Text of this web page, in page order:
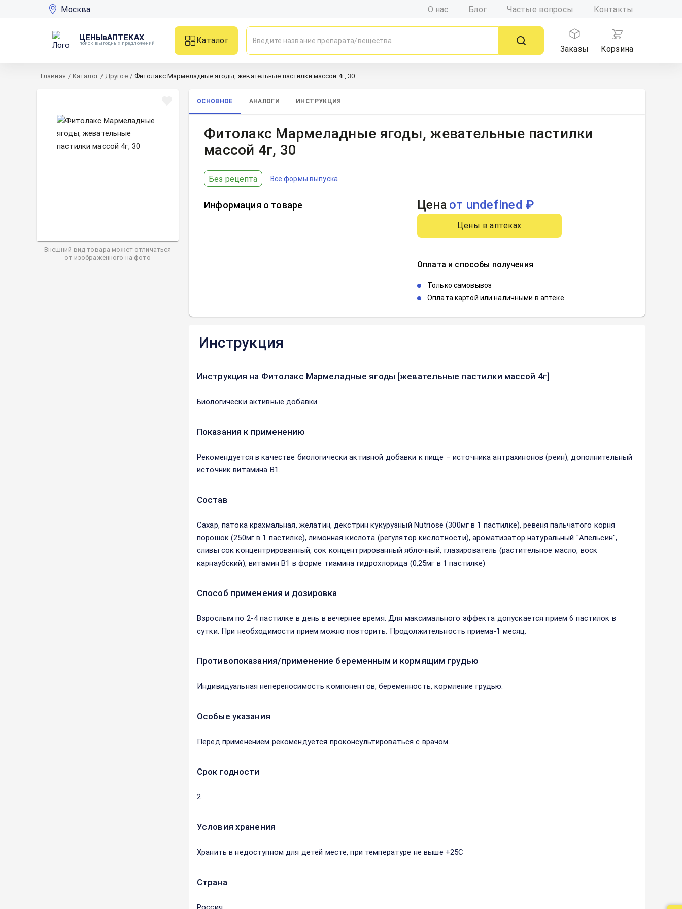
Москва О нас Блог Частые вопросы Контакты
ЦЕНЫвАПТЕКАХ
поиск выгодных предложений
Каталог
Заказы
Корзина
Главная / Каталог / Другое / Фитолакс Мармеладные ягоды, жевательные пастилки массой 4г, 30
Внешний вид товара может отличаться
от изображенного на фото
ОСНОВНОЕ АНАЛОГИ ИНСТРУКЦИЯ
Фитолакс Мармеладные ягоды, жевательные пастилки
массой 4г, 30
Без рецепта Все формы выпуска
Информация о товаре Цена от undefined ₽
Цены в аптеках
Оплата и способы получения
Только самовывоз
Оплата картой или наличными в аптеке
Инструкция
Инструкция на Фитолакс Мармеладные ягоды [жевательные пастилки массой 4г]
Биологически активные добавки
Показания к применению
Рекомендуется в качестве биологически активной добавки к пище – источника антрахинонов (реин), дополнительный
источник витамина B1.
Состав
Сахар, патока крахмальная, желатин, декстрин кукурузный Nutriose (300мг в 1 пастилке), ревеня пальчатого корня
порошок (250мг в 1 пастилке), лимонная кислота (регулятор кислотности), ароматизатор натуральный "Апельсин",
сливы сок концентрированный, сок концентрированный яблочный, глазирователь (растительное масло, воск
карнаубский), витамин В1 в форме тиамина гидрохлорида (0,25мг в 1 пастилке)
Способ применения и дозировка
Взрослым по 2-4 пастилке в день в вечернее время. Для максимального эффекта допускается прием 6 пастилок в
сутки. При необходимости прием можно повторить. Продолжительность приема-1 месяц.
Противопоказания/применение беременным и кормящим грудью
Индивидуальная непереносимость компонентов, беременность, кормление грудью.
Особые указания
Перед применением рекомендуется проконсультироваться с врачом.
Срок годности
2
Условия хранения
Хранить в недоступном для детей месте, при температуре не выше +25С
Страна